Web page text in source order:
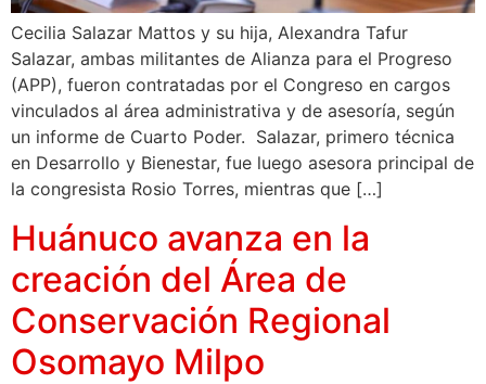
Cecilia Salazar Mattos y su hija, Alexandra Tafur
Salazar, ambas militantes de Alianza para el Progreso
(APP), fueron contratadas por el Congreso en cargos
vinculados al área administrativa y de asesoría, según
un informe de Cuarto Poder. Salazar, primero técnica
en Desarrollo y Bienestar, fue luego asesora principal de
la congresista Rosio Torres, mientras que […]
Huánuco avanza en la
creación del Área de
Conservación Regional
Osomayo Milpo